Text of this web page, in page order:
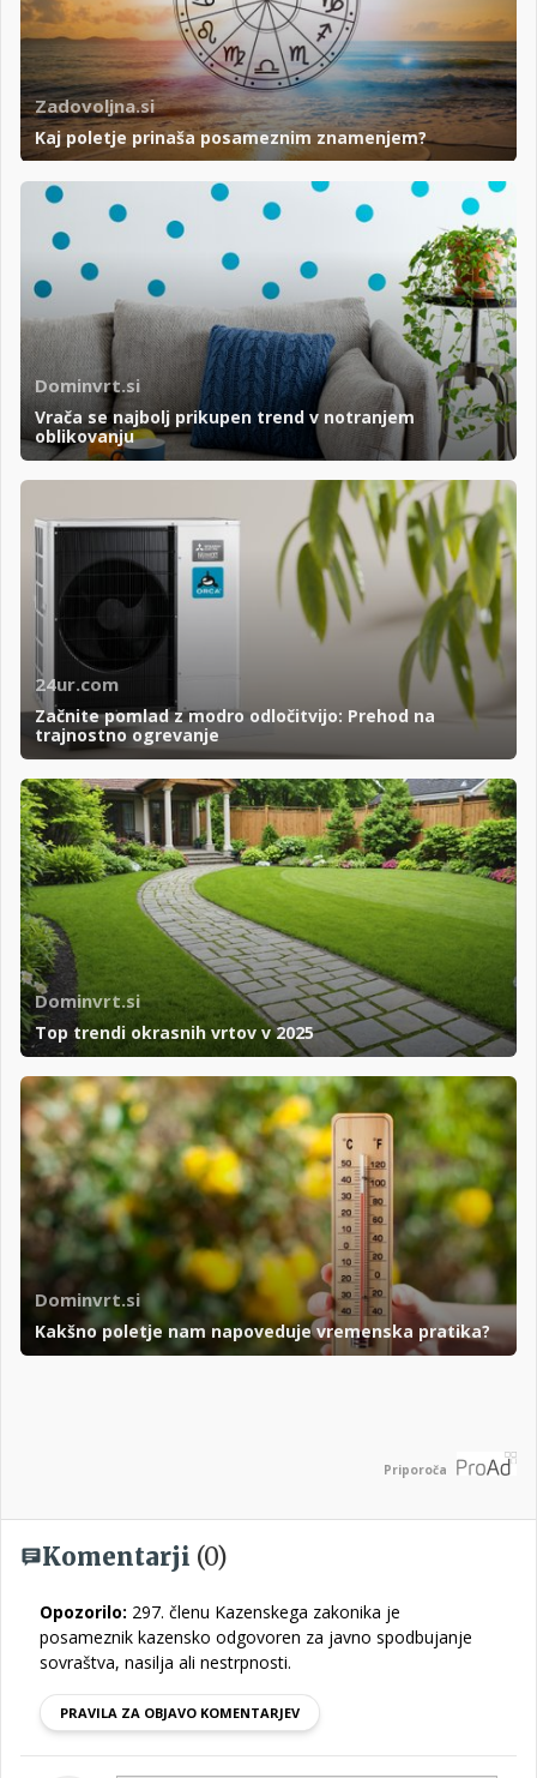
Zadovoljna.si
Kaj poletje prinaša posameznim znamenjem?
Dominvrt.si
Vrača se najbolj prikupen trend v notranjem
oblikovanju
24ur.com
Začnite pomlad z modro odločitvijo: Prehod na
trajnostno ogrevanje
Dominvrt.si
Top trendi okrasnih vrtov v 2025
Dominvrt.si
Kakšno poletje nam napoveduje vremenska pratika?
Priporoča
Komentarji (0)
Opozorilo: 297. členu Kazenskega zakonika je
posameznik kazensko odgovoren za javno spodbujanje
sovraštva, nasilja ali nestrpnosti.
PRAVILA ZA OBJAVO KOMENTARJEV